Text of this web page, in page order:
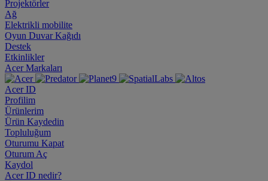
Projektörler
Ağ
Elektrikli mobilite
Oyun Duvar Kağıdı
Destek
Etkinlikler
Acer Markaları
Acer ID
Profilim
Ürünlerim
Ürün Kaydedin
Topluluğum
Oturumu Kapat
Oturum Aç
Kaydol
Acer ID nedir?